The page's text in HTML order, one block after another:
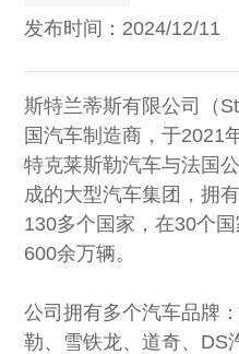
服务支持
社会责任
发布时间：2024/12/11
斯特兰蒂斯有限公司（
国汽车制造商，于2021
特克莱斯勒汽车与法国
成的大型汽车集团，拥
130多个国家，在30个
600余万辆。
公司拥有多个汽车品牌
勒、雪铁龙、道奇、DS